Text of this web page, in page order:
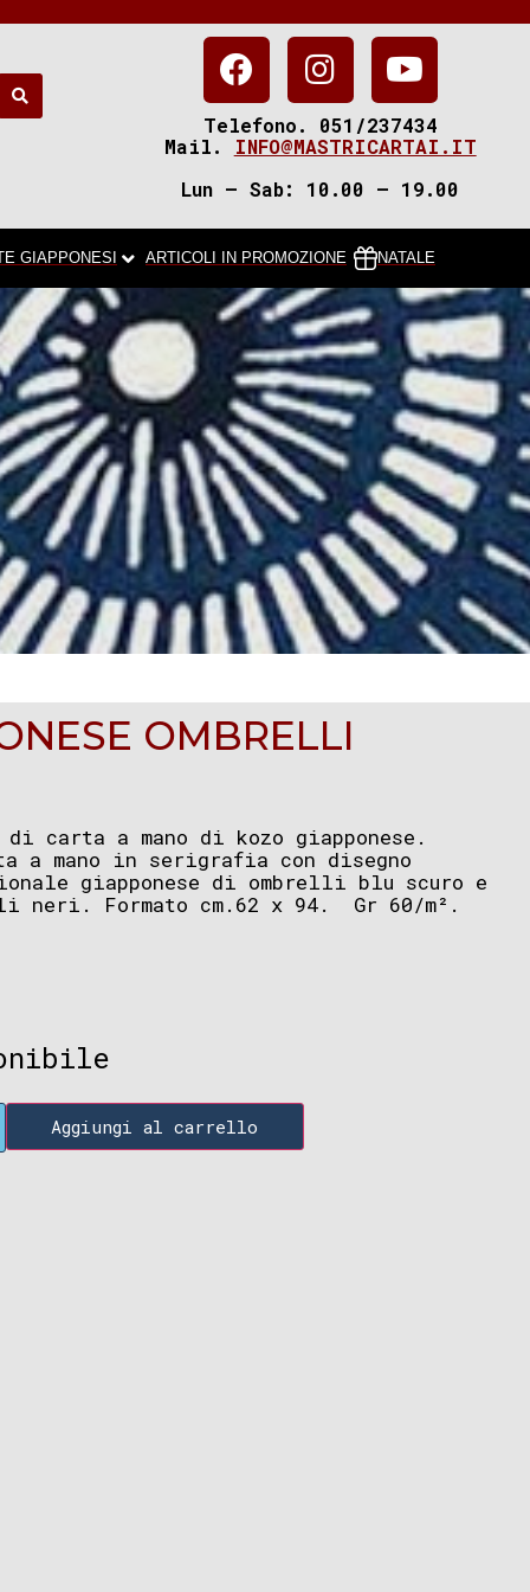
Telefono. 051/237434
Mail.
INFO@MASTRICARTAI.IT
Lun – Sab: 10.00 – 19.00
GIAPPONESI ARTICOLI IN PROMOZIONE NATALE
OMBRELLI
carta a mano di kozo giapponese.
a mano in serigrafia con disegno
giapponese di ombrelli blu scuro e
neri. Formato cm.62 x 94. Gr 60/m².
Aggiungi al carrello